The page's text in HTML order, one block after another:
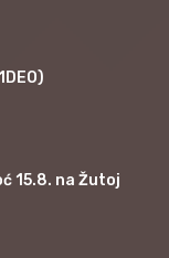
15.8. na Žutoj